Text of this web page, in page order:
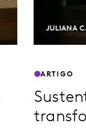
JULIANA
ARTIGO